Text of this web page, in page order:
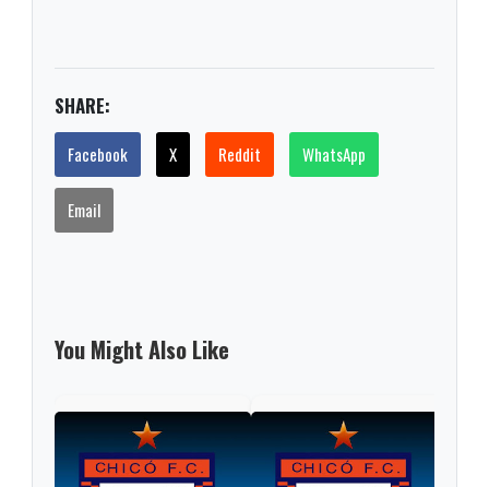
SHARE:
Facebook X Reddit WhatsApp
Email
You Might Also Like